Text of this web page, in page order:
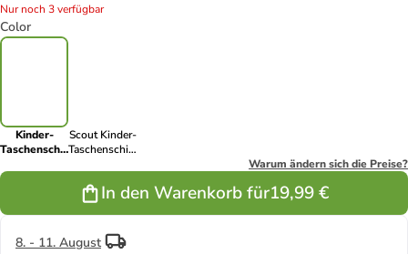
Nur noch 3 verfügbar
Color
Kinder-
Taschenschirm
Scout Kinder-
Taschenschirm
Streifen
Dreamworld
Warum ändern sich die Preise?
In den Warenkorb für19,99 €
8. - 11. August